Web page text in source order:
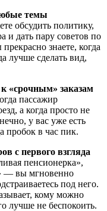
темы
обсудить политику,
и дать пару советов по
знаете, когда
лучше сделать вид,
«срочным» заказам
пассажир
а когда просто не
у вас уже есть
пробок в час пик.
с первого взгляда
пенсионерка»,
— вы мгновенно
под него.
кому можно
лучше не беспокоить.